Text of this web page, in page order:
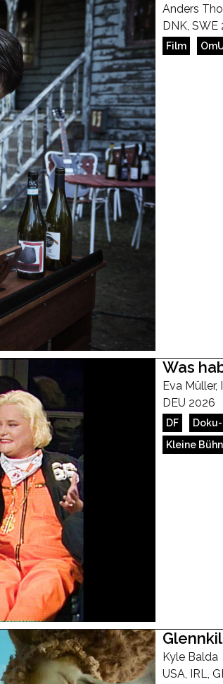
Anders
DNK, SWE
Film
Was
Eva Müller,
DEU 2026
DF
Kleine
Kyle Balda
USA, IRL,